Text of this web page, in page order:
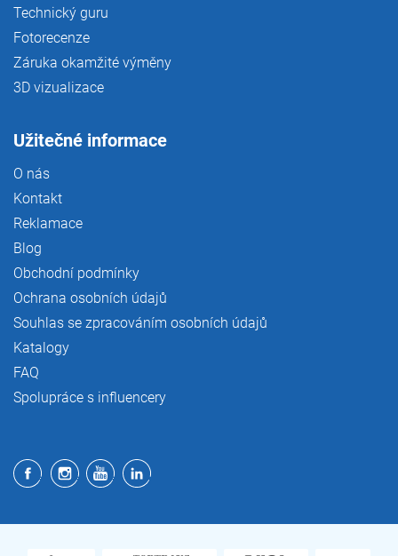
Technický guru
Fotorecenze
Záruka okamžité výměny
3D vizualizace
Užitečné informace
O nás
Kontakt
Reklamace
Blog
Obchodní podmínky
Ochrana osobních údajů
Souhlas se zpracováním osobních údajů
Katalogy
FAQ
Spolupráce s influencery